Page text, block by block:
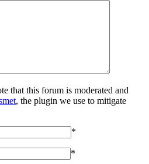
that this forum is moderated and
, the plugin we use to mitigate
*
*